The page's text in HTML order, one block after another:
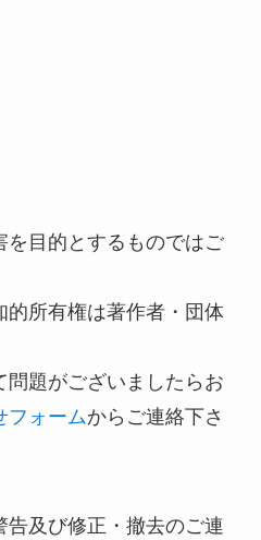
を目的とするものではご
的所有権は著作者・団体
題がございましたらお
フォームからご連絡下さ
及び修正・撤去のご連